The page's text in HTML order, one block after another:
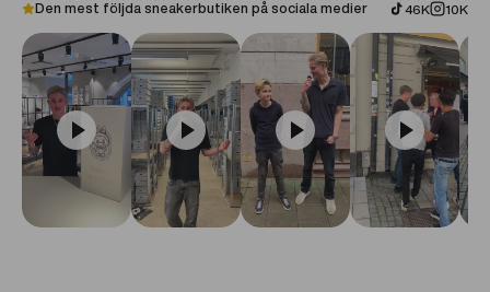
Den mest följda sneakerbutiken på sociala medier 46K 10K